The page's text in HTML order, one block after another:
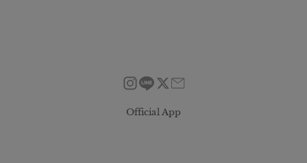
Official App